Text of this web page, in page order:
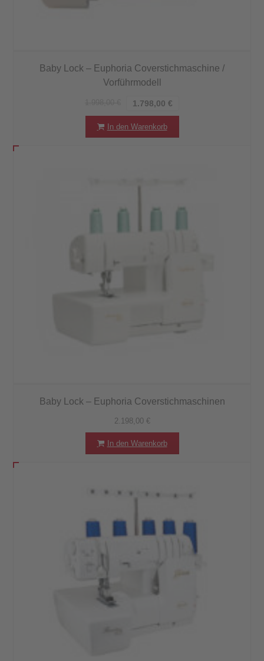
Baby Lock – Euphoria Coverstichmaschine /
Vorführmodell
1.798,00 €
In den Warenkorb
Baby Lock – Euphoria Coverstichmaschinen
2.198,00 €
In den Warenkorb